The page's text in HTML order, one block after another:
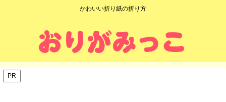
かわいい折り紙の折り方
PR